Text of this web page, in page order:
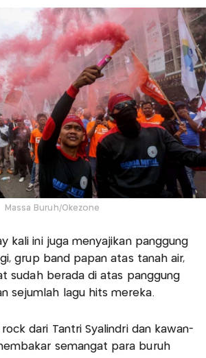
Massa Buruh/Okezone
kali ini juga menyajikan panggung
grup band papan atas tanah air,
sudah berada di atas panggung
sejumlah lagu hits mereka.
dari Tantri Syalindri dan kawan-
semangat para buruh